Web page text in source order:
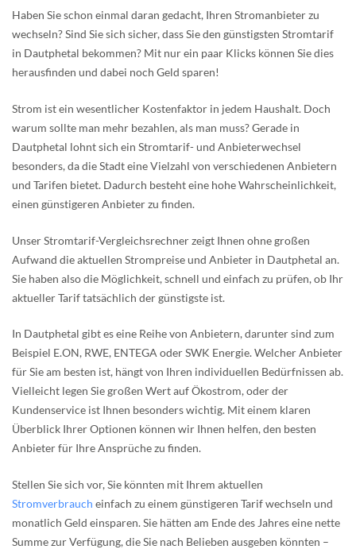
Haben Sie schon einmal daran gedacht, Ihren Stromanbieter zu
wechseln? Sind Sie sich sicher, dass Sie den günstigsten Stromtarif
in Dautphetal bekommen? Mit nur ein paar Klicks können Sie dies
herausfinden und dabei noch Geld sparen!
Strom ist ein wesentlicher Kostenfaktor in jedem Haushalt. Doch
warum sollte man mehr bezahlen, als man muss? Gerade in
Dautphetal lohnt sich ein Stromtarif- und Anbieterwechsel
besonders, da die Stadt eine Vielzahl von verschiedenen Anbietern
und Tarifen bietet. Dadurch besteht eine hohe Wahrscheinlichkeit,
einen günstigeren Anbieter zu finden.
Unser Stromtarif-Vergleichsrechner zeigt Ihnen ohne großen
Aufwand die aktuellen Strompreise und Anbieter in Dautphetal an.
Sie haben also die Möglichkeit, schnell und einfach zu prüfen, ob Ihr
aktueller Tarif tatsächlich der günstigste ist.
In Dautphetal gibt es eine Reihe von Anbietern, darunter sind zum
Beispiel E.ON, RWE, ENTEGA oder SWK Energie. Welcher Anbieter
für Sie am besten ist, hängt von Ihren individuellen Bedürfnissen ab.
Vielleicht legen Sie großen Wert auf Ökostrom, oder der
Kundenservice ist Ihnen besonders wichtig. Mit einem klaren
Überblick Ihrer Optionen können wir Ihnen helfen, den besten
Anbieter für Ihre Ansprüche zu finden.
Stellen Sie sich vor, Sie könnten mit Ihrem aktuellen
Stromverbrauch einfach zu einem günstigeren Tarif wechseln und
monatlich Geld einsparen. Sie hätten am Ende des Jahres eine nette
Summe zur Verfügung, die Sie nach Belieben ausgeben könnten –